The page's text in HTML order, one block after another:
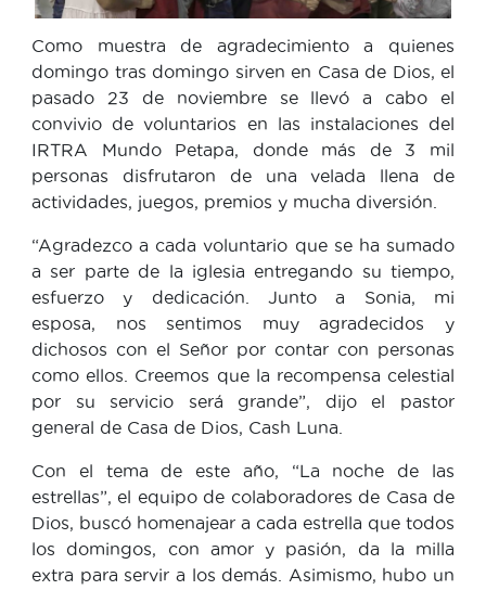
Como muestra de agradecimiento a quienes
domingo tras domingo sirven en Casa de Dios, el
pasado 23 de noviembre se llevó a cabo el
convivio de voluntarios en las instalaciones del
IRTRA Mundo Petapa, donde más de 3 mil
personas disfrutaron de una velada llena de
actividades, juegos, premios y mucha diversión.
“Agradezco a cada voluntario que se ha sumado
a ser parte de la iglesia entregando su tiempo,
esfuerzo y dedicación. Junto a Sonia, mi
esposa, nos sentimos muy agradecidos y
dichosos con el Señor por contar con personas
como ellos. Creemos que la recompensa celestial
por su servicio será grande”, dijo el pastor
general de Casa de Dios, Cash Luna.
Con el tema de este año, “La noche de las
estrellas”, el equipo de colaboradores de Casa de
Dios, buscó homenajear a cada estrella que todos
los domingos, con amor y pasión, da la milla
extra para servir a los demás. Asimismo, hubo un